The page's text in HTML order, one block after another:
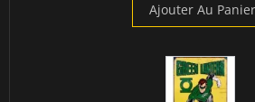
Ajouter Au Panier